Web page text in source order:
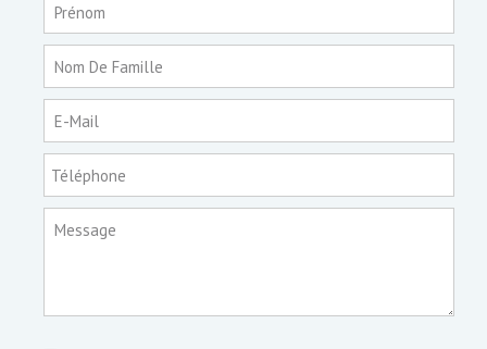
Prénom
Nom De Famille
E-Mail
Téléphone
Message